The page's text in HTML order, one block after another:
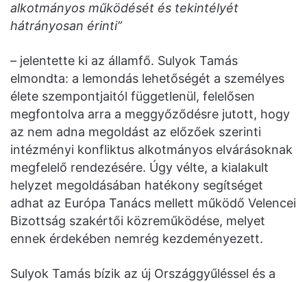
alkotmányos működését és tekintélyét
hátrányosan érinti”
– jelentette ki az államfő. Sulyok Tamás
elmondta: a lemondás lehetőségét a személyes
élete szempontjaitól függetlenül, felelősen
megfontolva arra a meggyőződésre jutott, hogy
az nem adna megoldást az előzőek szerinti
intézményi konfliktus alkotmányos elvárásoknak
megfelelő rendezésére. Úgy vélte, a kialakult
helyzet megoldásában hatékony segítséget
adhat az Európa Tanács mellett működő Velencei
Bizottság szakértői közreműködése, melyet
ennek érdekében nemrég kezdeményezett.
Sulyok Tamás bízik az új Országgyűléssel és a